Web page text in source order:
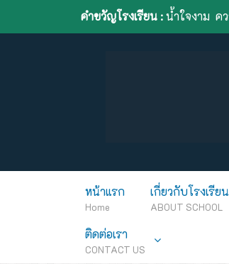
คำขวัญโรงเรียน :น้ำใจงาม ค
หน้าแรก
Home
เกี่ยวกับโรงเรียน
ABOUT SCHOOL
ติดต่อเรา
CONTACT US